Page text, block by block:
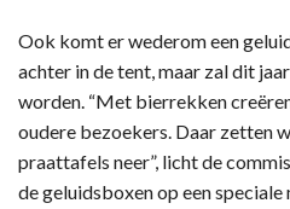
Ook komt er wederom een
achter in de tent, maar zal dit
worden. “Met bierrekken
oudere bezoekers. Daar zetten
praattafels neer”, licht de
de geluidsboxen op een